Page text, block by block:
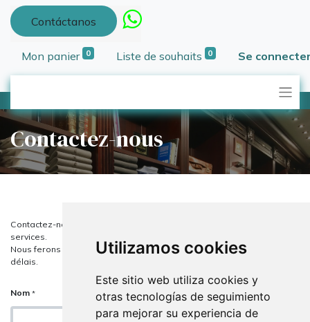
Utilizamos cookies
Este sitio web utiliza cookies y
otras tecnologías de seguimiento
para mejorar su experiencia de
Contáctanos
Mon panier 0 Liste de souhaits 0 Se
Contactez-nous
Contactez-nous pour tout ce qui concerne notre entreprise ou nos
services.
Nous ferons de notre mieux pour vous répondre dans les plus brefs
délais.
Nom *